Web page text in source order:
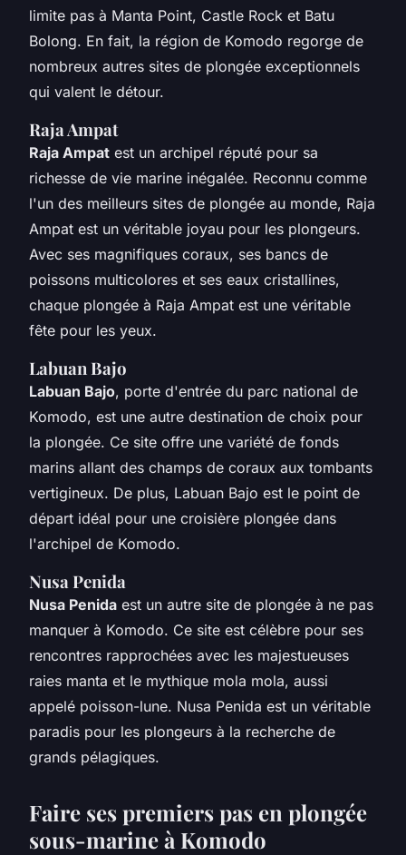
limite pas à Manta Point, Castle Rock et Batu
Bolong. En fait, la région de Komodo regorge de
nombreux autres sites de plongée exceptionnels
qui valent le détour.
Raja Ampat
Raja Ampat est un archipel réputé pour sa
richesse de vie marine inégalée. Reconnu comme
l'un des meilleurs sites de plongée au monde, Raja
Ampat est un véritable joyau pour les plongeurs.
Avec ses magnifiques coraux, ses bancs de
poissons multicolores et ses eaux cristallines,
chaque plongée à Raja Ampat est une véritable
fête pour les yeux.
Labuan Bajo
Labuan Bajo, porte d'entrée du parc national de
Komodo, est une autre destination de choix pour
la plongée. Ce site offre une variété de fonds
marins allant des champs de coraux aux tombants
vertigineux. De plus, Labuan Bajo est le point de
départ idéal pour une croisière plongée dans
l'archipel de Komodo.
Nusa Penida
Nusa Penida est un autre site de plongée à ne pas
manquer à Komodo. Ce site est célèbre pour ses
rencontres rapprochées avec les majestueuses
raies manta et le mythique mola mola, aussi
appelé poisson-lune. Nusa Penida est un véritable
paradis pour les plongeurs à la recherche de
grands pélagiques.
Faire ses premiers pas en plongée
sous-marine à Komodo